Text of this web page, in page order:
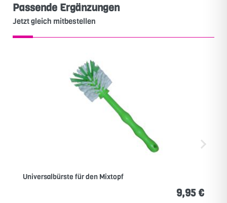
Passende Ergänzungen
Jetzt gleich mitbestellen
Universalbürste für den Mixtopf
9,95 €